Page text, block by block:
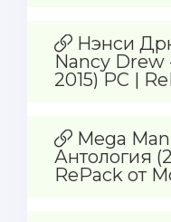
Нэнси
Nancy Drew
2015) PC |
Mega
Антология
RePack от